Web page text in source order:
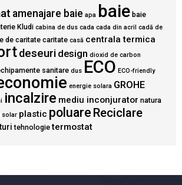
amenajare baie apa baie baie
Kludi cabina de dus cada cada din acril cadă de
de caritate caritate casă centrala termica
deseuri design dioxid de carbon
sanitare dus ECO ECO-friendly
energie solara GROHE
incalzire mediu inconjurator natura
solar plastic poluare Reciclare
tehnologie termostat